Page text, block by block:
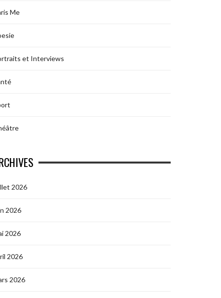
Me
et Interviews
2026
2026
2026
2026
2026